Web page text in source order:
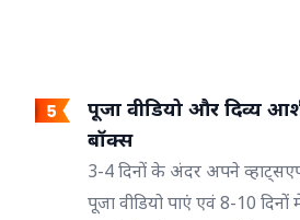
पूजा वीडियो और दिव्य
बॉक्स
3-4 दिनों के अंदर अपने
पूजा वीडियो पाएं एवं 8-10 दिनों